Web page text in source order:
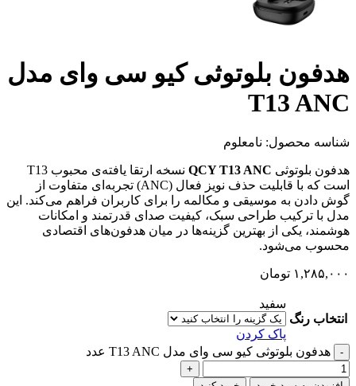
هدفون بلوتوثی کیو سی وای مدل
T13 ANC
شناسه محصول: نامعلوم
هدفون بلوتوثی QCY T13 ANC
نسخه ارتقا یافته‌ی محبوب T13
است که با قابلیت حذف نویز فعال (ANC) تجربه‌ای متفاوت از
گوش دادن به موسیقی و مکالمه را برای کاربران فراهم می‌کند. این
مدل با ترکیب طراحی سبک، کیفیت صدای قدرتمند و امکانات
هوشمند، یکی از بهترین گزینه‌ها در میان هدفون‌های اقتصادی
محسوب می‌شود.
۱,۲۸۵,۰۰۰ تومان
انتخاب رنگ
سفید
پاک کردن
هدفون بلوتوثی کیو سی وای مدل T13 ANC عدد